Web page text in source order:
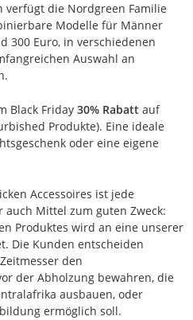
die Nordgreen Familie
Modelle für Männer
300 Euro, in verschiedenen
Auswahl an
Black Friday 30% Rabatt auf
Produkte). Eine ideale
oder eine eigene
Accessoires ist jede
Mittel zum guten Zweck:
Produktes wird an eine unserer
Die Kunden entscheiden
den
der Abholzung bewahren, die
ausbauen, oder
ermöglich soll.